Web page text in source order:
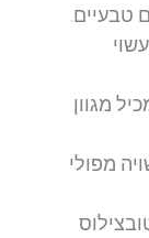
מגוון
מפולי